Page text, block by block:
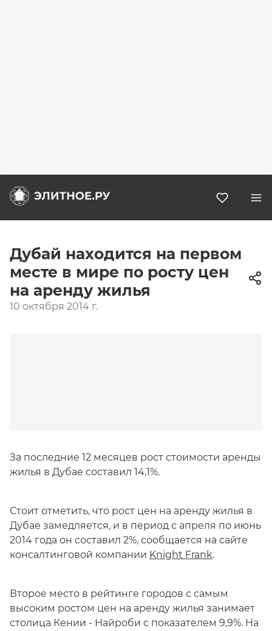
Дубай находится на первом
месте в мире по росту цен
на аренду жилья
10 октября 2014 г.
За последние 12 месяцев рост стоимости аренды
жилья в Дубае составил 14,1%.
Стоит отметить, что рост цен на аренду жилья в
Дубае замедляется, и в период с апреля по июнь
2014 года он составил 2%, сообщается на сайте
консалтинговой компании Knight Frank.
Второе место в рейтинге городов с самым
высоким ростом цен на аренду жилья занимает
столица Кении - Найроби с показателем 9,9%. На